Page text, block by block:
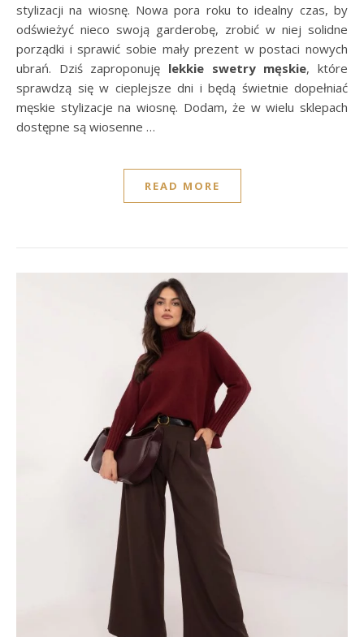
stylizacji na wiosnę. Nowa pora roku to idealny czas, by
odświeżyć nieco swoją garderobę, zrobić w niej solidne
porządki i sprawić sobie mały prezent w postaci nowych
ubrań. Dziś zaproponuję lekkie swetry męskie, które
sprawdzą się w cieplejsze dni i będą świetnie dopełniać
męskie stylizacje na wiosnę. Dodam, że w wielu sklepach
dostępne są wiosenne …
READ MORE